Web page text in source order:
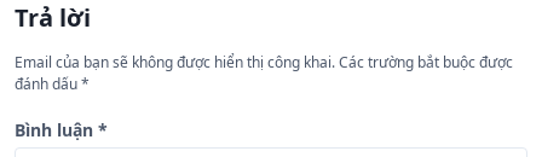
ớ
n
g
b
Trả lời
Email của bạn sẽ không được hiển thị công khai.Các trường bắt buộc được
đánh dấu*
Bình luận *